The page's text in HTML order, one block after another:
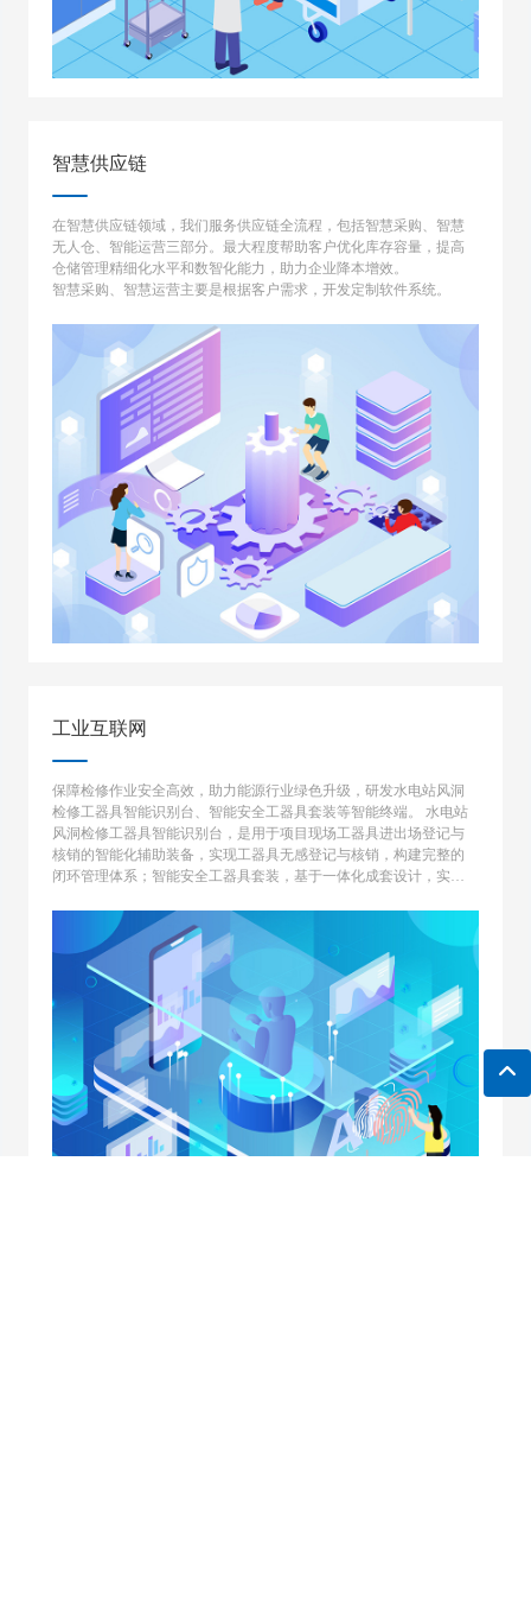
智慧供应链
在智慧供应链领域，我们服务供应链全流程，包括智慧采购、智慧
无人仓、智能运营三部分。最大程度帮助客户优化库存容量，提高
仓储管理精细化水平和数智化能力，助力企业降本增效。
智慧采购、智慧运营主要是根据客户需求，开发定制软件系统。
工业互联网
保障检修作业安全高效，助力能源行业绿色升级，研发水电站风洞
检修工器具智能识别台、智能安全工器具套装等智能终端。 水电站
风洞检修工器具智能识别台，是用于项目现场工器具进出场登记与
核销的智能化辅助装备，实现工器具无感登记与核销，构建完整的
闭环管理体系；智能安全工器具套装，基于一体化成套设计，实现
范性监控预警。